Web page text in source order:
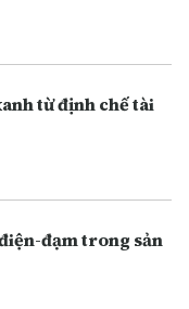
từ định chế tài
đạm trong sản